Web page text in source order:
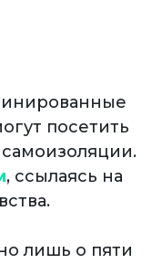
посетить
, ссылаясь на
лишь о пяти